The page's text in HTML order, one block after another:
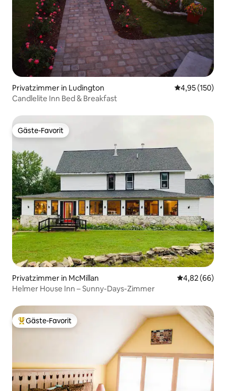
Privatzimmer in Ludington
4,95 (150)
Candlelite Inn Bed & Breakfast
Gäste-Favorit
Gäste-Favorit
Privatzimmer in McMillan
4,82 (66)
Helmer House Inn – Sunny-Days-Zimmer
Beliebter Gäste-Favorit.
Gäste-Favorit